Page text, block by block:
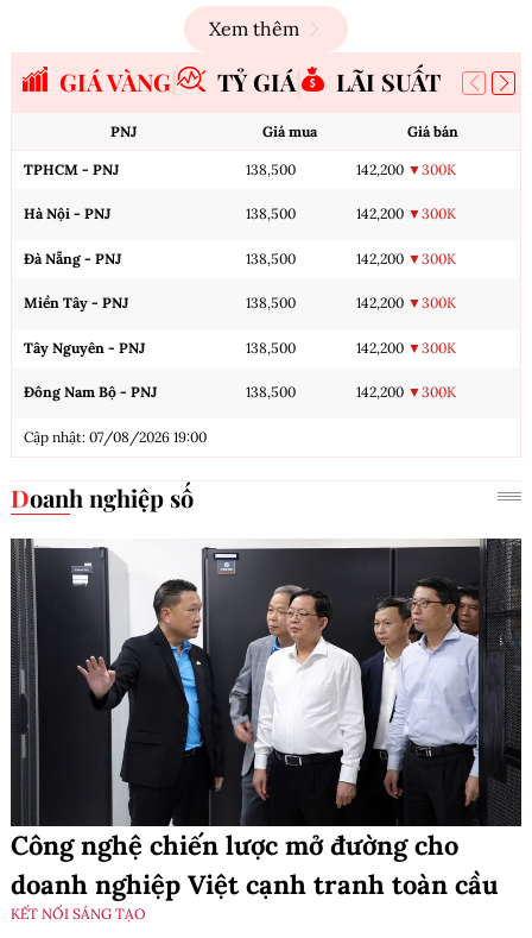
Xem thêm
GIÁ VÀNG TỶ GIÁ LÃI SUẤT
PNJ Giá mua Giá bán
TPHCM - PNJ 138,500 142,200 ▼300K
Hà Nội - PNJ 138,500 142,200 ▼300K
Đà Nẵng - PNJ 138,500 142,200 ▼300K
Miền Tây - PNJ 138,500 142,200 ▼300K
Tây Nguyên - PNJ 138,500 142,200 ▼300K
Đông Nam Bộ - PNJ 138,500 142,200 ▼300K
Cập nhật: 07/08/2026 19:00
Doanh nghiệp số
Công nghệ chiến lược mở đường cho
doanh nghiệp Việt cạnh tranh toàn cầu
KẾT NỐI SÁNG TẠO